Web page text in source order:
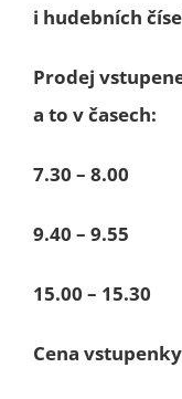
i hudebních
Prodej
a to v časech:
7.30 – 8.00
9.40 – 9.55
15.00 – 15.30
Cena